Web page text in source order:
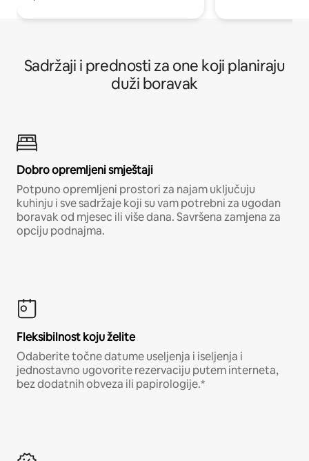
Sadržaji i prednosti za one koji planiraju
duži boravak
Dobro opremljeni smještaji
Potpuno opremljeni prostori za najam uključuju
kuhinju i sve sadržaje koji su vam potrebni za ugodan
boravak od mjesec ili više dana. Savršena zamjena za
opciju podnajma.
Fleksibilnost koju želite
Odaberite točne datume useljenja i iseljenja i
jednostavno ugovorite rezervaciju putem interneta,
bez dodatnih obveza ili papirologije.*